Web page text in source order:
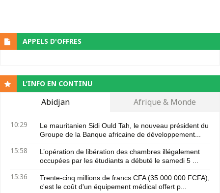
APPELS D'OFFRES
L’INFO EN CONTINU
Abidjan Afrique & Monde
10:29
Le mauritanien Sidi Ould Tah, le nouveau président du
Groupe de la Banque africaine de développement...
15:58
L’opération de libération des chambres illégalement
occupées par les étudiants a débuté le samedi 5 ...
15:36
Trente-cinq millions de francs CFA (35 000 000 FCFA),
c'est le coût d'un équipement médical offert p...